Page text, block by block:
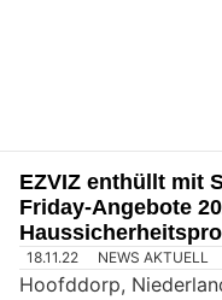
EZVIZ enthüllt mit
Friday-Angebote
18.11.22 NEWS AKTUELL
Hoofddorp,